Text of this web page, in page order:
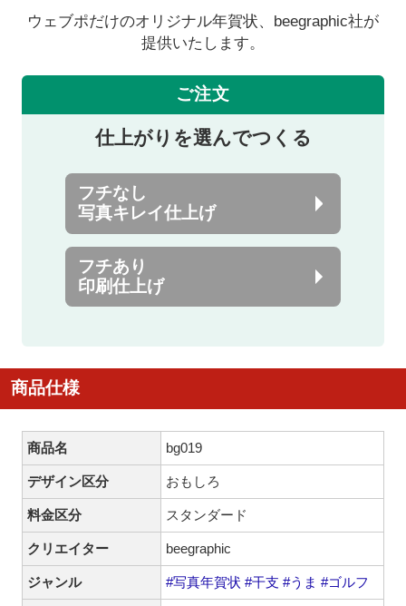
ウェブポだけのオリジナル年賀状、beegraphic社が
提供いたします。
ご注文
仕上がりを選んでつくる
フチなし
写真キレイ仕上げ
フチあり
印刷仕上げ
商品仕様
商品名 bg019
デザイン区分 おもしろ
料金区分 スタンダード
クリエイター beegraphic
ジャンル #写真年賀状 #干支 #うま #ゴルフ